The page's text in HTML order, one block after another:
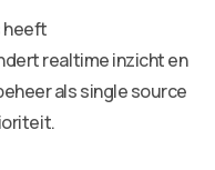
heeft
realtime inzicht en
als single source